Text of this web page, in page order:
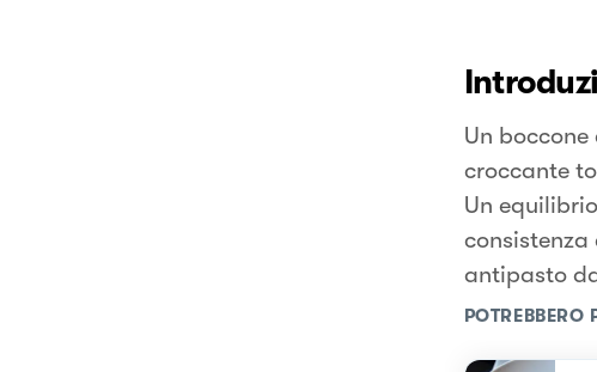
Un
croccante
Un
consistenza
antipasto